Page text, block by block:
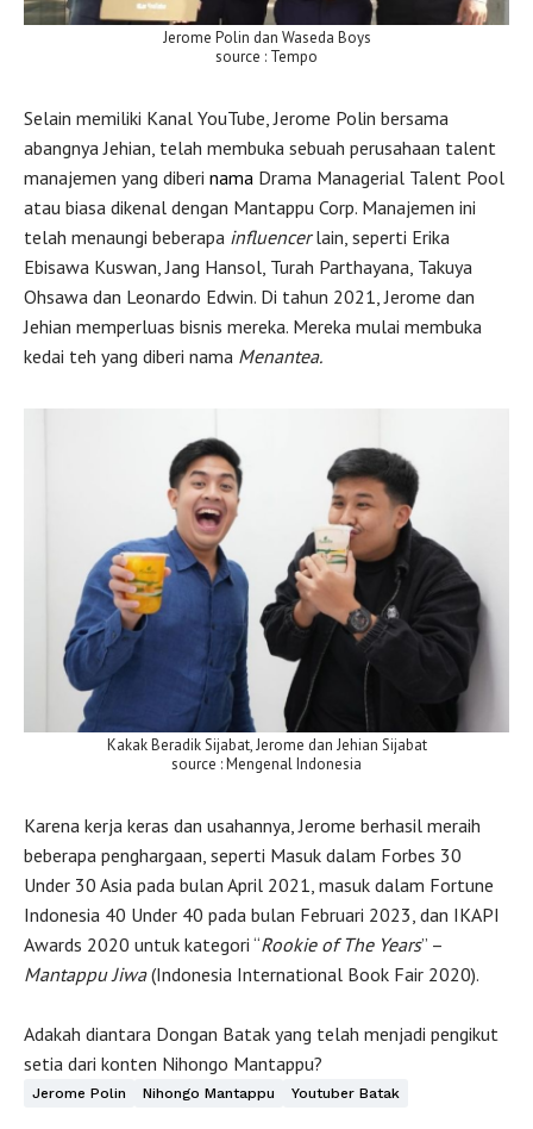
Jerome Polin dan Waseda Boys
source : Tempo
Selain memiliki Kanal YouTube, Jerome Polin bersama
abangnya Jehian, telah membuka sebuah perusahaan talent
manajemen yang diberi nama Drama Managerial Talent Pool
atau biasa dikenal dengan Mantappu Corp. Manajemen ini
telah menaungi beberapa influencerlain, seperti Erika
Ebisawa Kuswan, Jang Hansol, Turah Parthayana, Takuya
Ohsawa dan Leonardo Edwin. Di tahun 2021, Jerome dan
Jehian memperluas bisnis mereka. Mereka mulai membuka
kedai teh yang diberi nama Menantea.
Kakak Beradik Sijabat, Jerome dan Jehian Sijabat
source : Mengenal Indonesia
Karena kerja keras dan usahannya, Jerome berhasil meraih
beberapa penghargaan, seperti Masuk dalam Forbes 30
Under 30 Asia pada bulan April 2021, masuk dalam Fortune
Indonesia 40 Under 40 pada bulan Februari 2023, dan IKAPI
Awards 2020 untuk kategori “Rookie of The Years” –
Mantappu Jiwa(Indonesia International Book Fair 2020).
Adakah diantara Dongan Batak yang telah menjadi pengikut
setia dari konten Nihongo Mantappu?
Jerome Polin Nihongo Mantappu Youtuber Batak